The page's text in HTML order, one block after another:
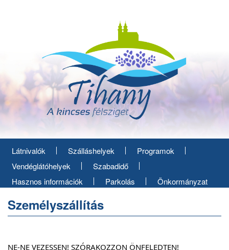
Látnivalók Szálláshelyek
Programok
Vendéglátóhelyek
Szabadidő
Hasznos információk
Parkolás Önkormányzat
Személyszállítás
NE-NE VEZESSEN! SZÓRAKOZZON ÖNFELEDTEN!